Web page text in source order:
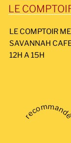
LE
LE
LE COMPTOIR
SAVANNAH
12H A 15H